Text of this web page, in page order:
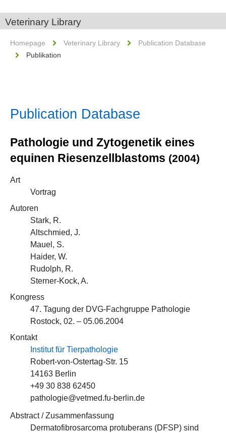
Veterinary Library
Homepage Veterinary Library
Publication Database
Publikation
Publication Database
Pathologie und Zytogenetik eines
equinen Riesenzellblastoms (2004)
Art
Vortrag
Autoren
Stark, R.
Altschmied, J.
Mauel, S.
Haider, W.
Rudolph, R.
Sterner-Kock, A.
Kongress
47. Tagung der DVG-Fachgruppe Pathologie
Rostock, 02. – 05.06.2004
Kontakt
Institut für Tierpathologie
Robert-von-Ostertag-Str. 15
14163 Berlin
+49 30 838 62450
pathologie@vetmed.fu-berlin.de
Abstract / Zusammenfassung
Dermatofibrosarcoma protuberans (DFSP) sind